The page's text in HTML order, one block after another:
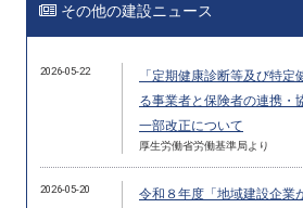
その他の建設ニュース
2026-05-22
「定期健康診断等及び特
る事業者と保険者の連携・
一部改正について
厚生労働省労働基準局より
2026-05-20
令和８年度「地域建設企業